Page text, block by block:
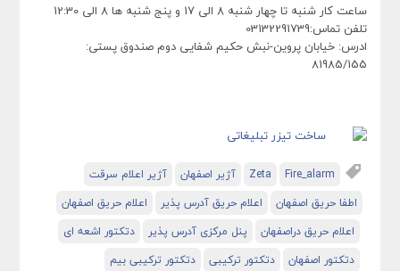
ساعت کار شنبه تا چهار شنبه 8 الی 17 و پنج شنبه ها 8 الی 12:30
تلفن تماس:03132291739
ادرس: خیابان پروین-نبش حکیم شفایی دوم صندوق پستی:
81985/155
Fire_alarm
Zeta آژیر اصفهان
آژیر اعلام سرقت
اطفا حریق اصفهان
اعلام حریق آدرس پذیر
اعلام حریق اصفهان
اعلام حریق دراصفهان
پنل مرکزی آدرس پذیر
دتکتور اشعه ای
دتکتور اصفهان
دتکتور ترکیبی
دتکتور ترکیبی بیم